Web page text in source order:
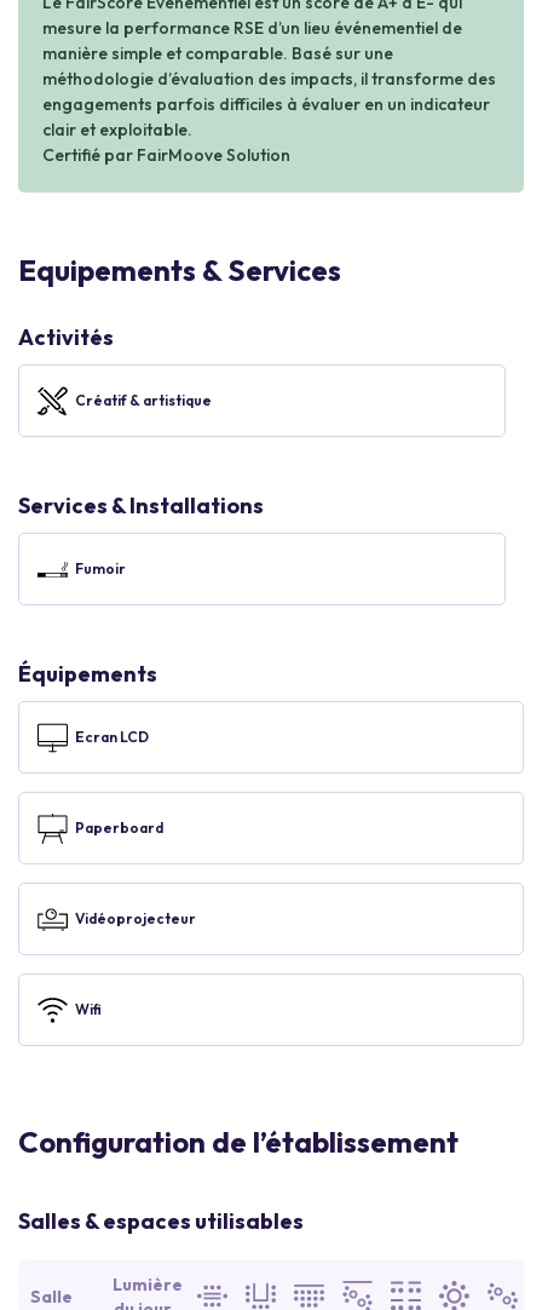
mesure la performance RSE d’un lieu événementiel de
manière simple et comparable. Basé sur une
méthodologie d’évaluation des impacts, il transforme des
engagements parfois difficiles à évaluer en un indicateur
clair et exploitable.
Certifié par FairMoove Solution
Equipements & Services
Activités
Créatif & artistique
Services & Installations
Fumoir
Équipements
Ecran LCD
Paperboard
Vidéoprojecteur
Wifi
Configuration de l’établissement
Salles & espaces utilisables
Salle
Lumière